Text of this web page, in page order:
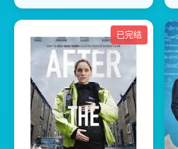
已完结